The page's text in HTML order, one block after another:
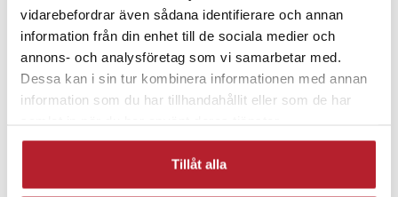
vidarebefordrar även sådana identifierare och annan
information från din enhet till de sociala medier och
annons- och analysföretag som vi samarbetar med.
Dessa kan i sin tur kombinera informationen med annan
information som du har tillhandahållit eller som de har
Tillåt alla
- Material, förvaringsbox: MDF och konstläder
- Funktioner: Automatisk öppning, kapsylskärare, ljusindikator
- Användning: Hem, present, fest och högtider
Artikelnummer :126776